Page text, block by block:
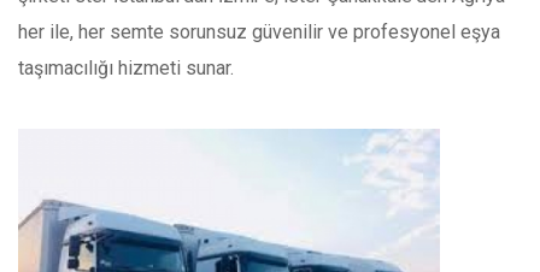
her ile, her semte sorunsuz güvenilir ve profesyonel eşya
taşımacılığı hizmeti sunar.